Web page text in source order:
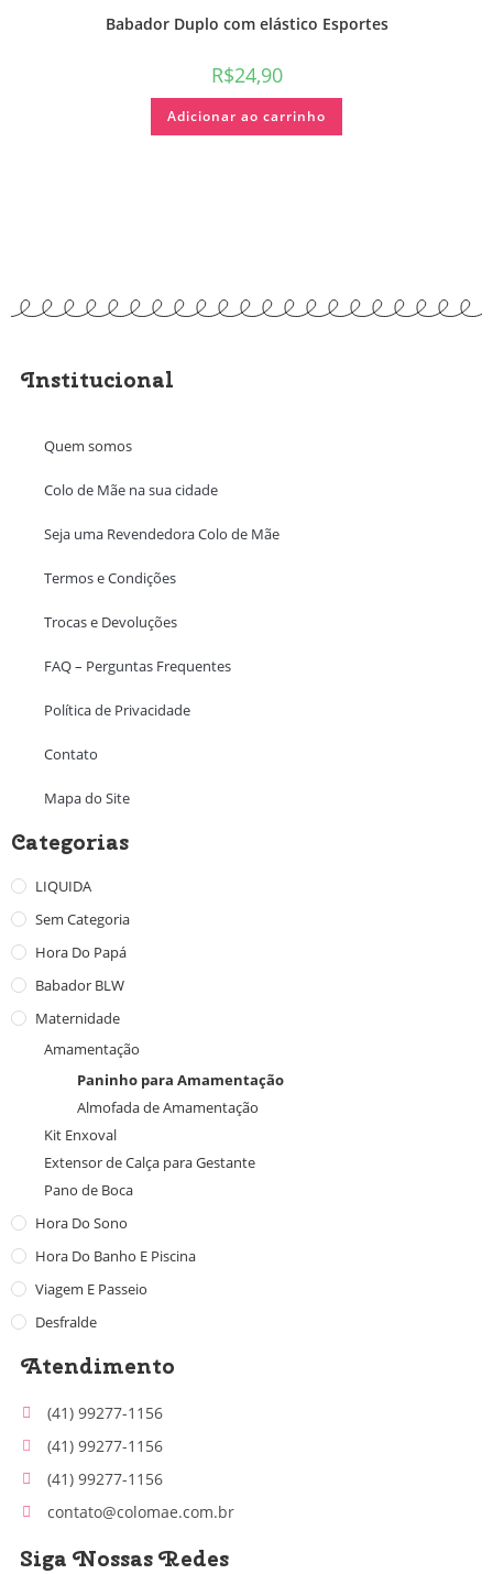
Babador Duplo com elástico Esportes
R$24,90
Adicionar ao carrinho
Institucional
Quem somos
Colo de Mãe na sua cidade
Seja uma Revendedora Colo de Mãe
Termos e Condições
Trocas e Devoluções
FAQ – Perguntas Frequentes
Política de Privacidade
Contato
Mapa do Site
Categorias
LIQUIDA
Sem Categoria
Hora Do Papá
Babador BLW
Maternidade
Amamentação
Paninho para Amamentação
Almofada de Amamentação
Kit Enxoval
Extensor de Calça para Gestante
Pano de Boca
Hora Do Sono
Hora Do Banho E Piscina
Viagem E Passeio
Desfralde
Atendimento
(41) 99277-1156
(41) 99277-1156
(41) 99277-1156
contato@colomae.com.br
Siga Nossas Redes